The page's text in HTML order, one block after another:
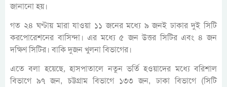
জানানো হয়।
গত ২৪ ঘণ্টায় মারা যাওয়া ১১ জনের মধ্যে ৯ জনই ঢাকার দুই সিটি
করপোরেশনের বাসিন্দা। এর মধ্যে ৫ জন উত্তর সিটির এবং ৪ জন
দক্ষিণ সিটির। বাকি দুজন খুলনা বিভাগের।
এতে বলা হয়েছে, হাসপাতালে নতুন ভর্তি হওয়াদের মধ্যে বরিশাল
বিভাগে ৯৭ জন, চট্টগ্রাম বিভাগে ১৩৩ জন, ঢাকা বিভাগে (সিটি